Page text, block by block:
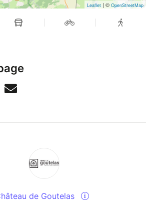
Leaflet | © OpenStreetMap
de Goutelas